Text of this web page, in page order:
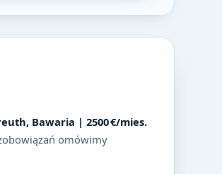
Bawaria | 2500 €/mies.
omówimy